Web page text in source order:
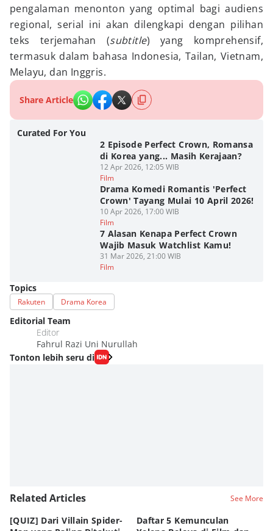
pengalaman menonton yang optimal bagi audiens
regional, serial ini akan dilengkapi dengan pilihan
teks terjemahan (subtitle) yang komprehensif,
termasuk dalam bahasa Indonesia, Tailan, Vietnam,
Melayu, dan Inggris.
Share Article
Curated For You
2 Episode Perfect Crown, Romansa
di Korea yang... Masih Kerajaan?
12 Apr 2026, 12:05 WIB
Film
Drama Komedi Romantis 'Perfect
Crown' Tayang Mulai 10 April 2026!
10 Apr 2026, 17:00 WIB
Film
7 Alasan Kenapa Perfect Crown
Wajib Masuk Watchlist Kamu!
31 Mar 2026, 21:00 WIB
Film
Topics
Rakuten Drama Korea
Editorial Team
Editor
Fahrul Razi Uni Nurullah
Tonton lebih seru di
Related Articles See More
[QUIZ] Dari Villain Spider-
Daftar 5 Kemunculan